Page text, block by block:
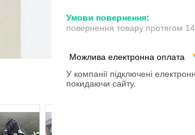
повернення товару протягом 14
У компанії підключені
покидаючи сайту.